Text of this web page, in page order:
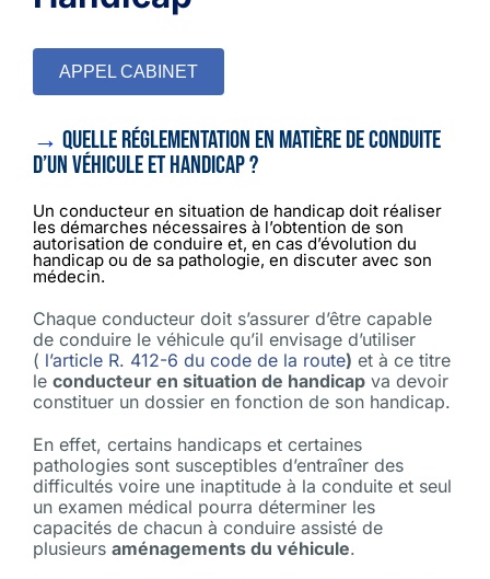
APPEL CABINET
→ Quelle réglementation en matière deconduite
d’un véhicule ethandicap ?
Un conducteur en situation de handicap doit réaliser
les démarches nécessaires à l’obtention de son
autorisation de conduire et, en cas d’évolution du
handicap ou de sa pathologie, en discuter avec son
médecin.
Chaque conducteur doit s’assurer d’être capable
de conduire le véhicule qu’il envisage d’utiliser
( l’article R. 412-6 du code de la route) et à ce titre
le conducteur en situation de handicap va devoir
constituer un dossier en fonction de son handicap.
En effet, certains handicaps et certaines
pathologies sont susceptibles d’entraîner des
difficultés voire une inaptitude à la conduite et seul
un examen médical pourra déterminer les
capacités de chacun à conduire assisté de
plusieurs aménagements du véhicule.